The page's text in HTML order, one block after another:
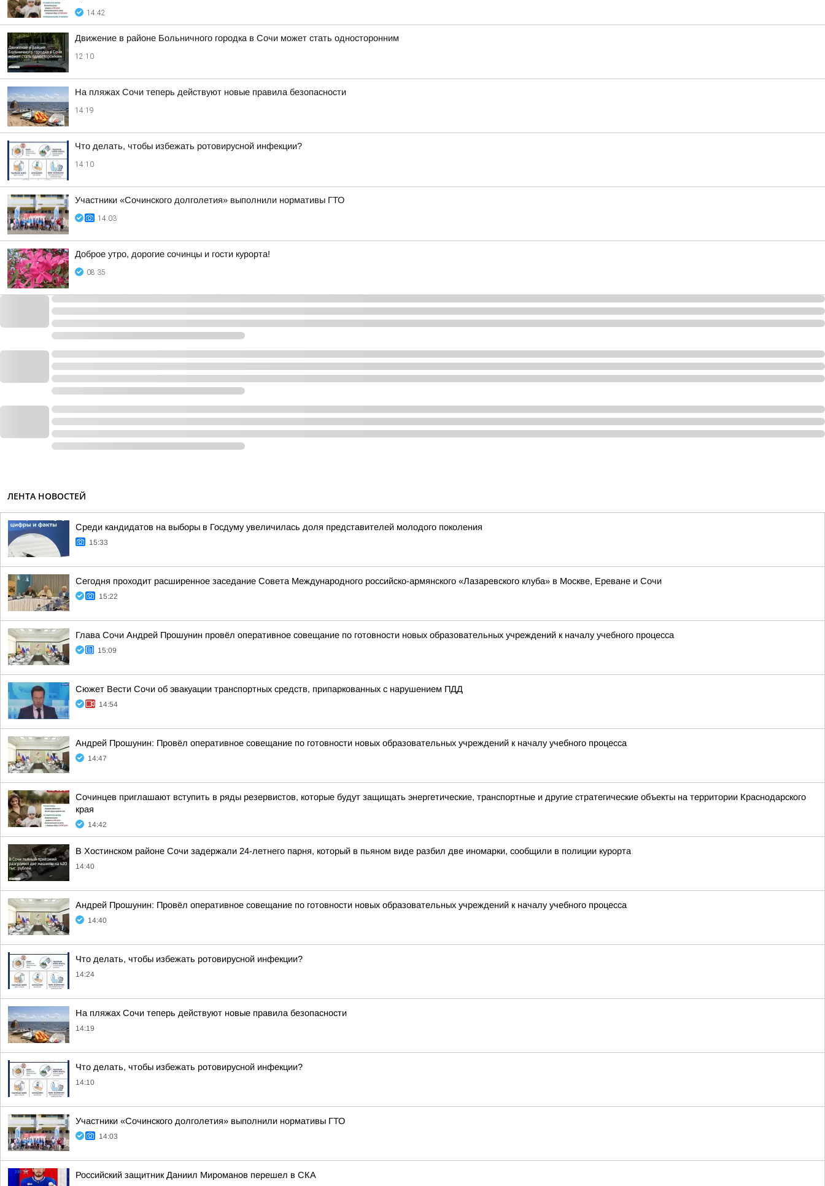
14:42
Движение в районе Больничного городка в Сочи может стать односторонним
12:10
На пляжах Сочи теперь действуют новые правила безопасности
14:19
Что делать, чтобы избежать ротовирусной инфекции?
14:10
Участники «Сочинского долголетия» выполнили нормативы ГТО
14:03
Доброе утро, дорогие сочинцы и гости курорта!
08:35
ЛЕНТА НОВОСТЕЙ
Среди кандидатов на выборы в Госдуму увеличилась доля представителей молодого поколения
15:33
Сегодня проходит расширенное заседание Совета Международного российско-армянского «Лазаревского клуба» в Москве, Ереване и Сочи
15:22
Глава Сочи Андрей Прошунин провёл оперативное совещание по готовности новых образовательных учреждений к началу учебного процесса
15:09
Сюжет Вести Сочи об эвакуации транспортных средств, припаркованных с нарушением ПДД
14:54
Андрей Прошунин: Провёл оперативное совещание по готовности новых образовательных учреждений к началу учебного процесса
14:47
Сочинцев приглашают вступить в ряды резервистов, которые будут защищать энергетические, транспортные и другие стратегические объекты на территории Краснодарского
края
14:42
В Хостинском районе Сочи задержали 24-летнего парня, который в пьяном виде разбил две иномарки, сообщили в полиции курорта
14:40
Андрей Прошунин: Провёл оперативное совещание по готовности новых образовательных учреждений к началу учебного процесса
14:40
Что делать, чтобы избежать ротовирусной инфекции?
14:24
На пляжах Сочи теперь действуют новые правила безопасности
14:19
Что делать, чтобы избежать ротовирусной инфекции?
14:10
Участники «Сочинского долголетия» выполнили нормативы ГТО
14:03
Российский защитник Даниил Мироманов перешел в СКА